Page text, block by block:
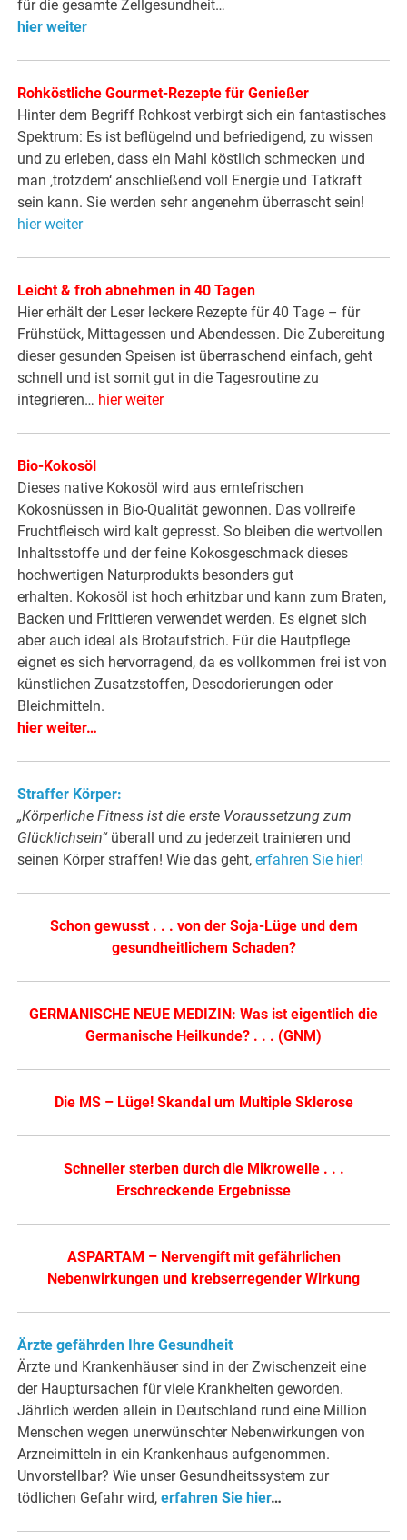
für die gesamte Zellgesundheit…
hier weiter
Rohköstliche Gourmet-Rezepte für Genießer
Hinter dem Begriff Rohkost verbirgt sich ein fantastisches
Spektrum: Es ist beflügelnd und befriedigend, zu wissen
und zu erleben, dass ein Mahl köstlich schmecken und
man ‚trotzdem‘ anschließend voll Energie und Tatkraft
sein kann. Sie werden sehr angenehm überrascht sein!
hier weiter
Leicht & froh abnehmen in 40 Tagen
Hier erhält der Leser leckere Rezepte für 40 Tage – für
Frühstück, Mittagessen und Abendessen. Die Zubereitung
dieser gesunden Speisen ist überraschend einfach, geht
schnell und ist somit gut in die Tagesroutine zu
integrieren… hier weiter
Bio-Kokosöl
Dieses native Kokosöl wird aus erntefrischen
Kokosnüssen in Bio-Qualität gewonnen. Das vollreife
Fruchtfleisch wird kalt gepresst. So bleiben die wertvollen
Inhaltsstoffe und der feine Kokosgeschmack dieses
hochwertigen Naturprodukts besonders gut
erhalten. Kokosöl ist hoch erhitzbar und kann zum Braten,
Backen und Frittieren verwendet werden. Es eignet sich
aber auch ideal als Brotaufstrich. Für die Hautpflege
eignet es sich hervorragend, da es vollkommen frei ist von
künstlichen Zusatzstoffen, Desodorierungen oder
Bleichmitteln.
hier weiter…
Straffer Körper:
„Körperliche Fitness ist die erste Voraussetzung zum
Glücklichsein“überall und zu jederzeit trainieren und
seinen Körper straffen! Wie das geht,erfahren Sie hier!
Schon gewusst . . . von der Soja-Lüge und dem
gesundheitlichem Schaden?
GERMANISCHE NEUE MEDIZIN: Was ist eigentlich die
Germanische Heilkunde? . . . (GNM)
Die MS – Lüge! Skandal um Multiple Sklerose
Schneller sterben durch die Mikrowelle . . .
Erschreckende Ergebnisse
ASPARTAM – Nervengift mit gefährlichen
Nebenwirkungen und krebserregender Wirkung
Ärzte gefährden Ihre Gesundheit
Ärzte und Krankenhäuser sind in der Zwischenzeit eine
der Hauptursachen für viele Krankheiten geworden.
Jährlich werden allein in Deutschland rund eine Million
Menschen wegen unerwünschter Nebenwirkungen von
Arzneimitteln in ein Krankenhaus aufgenommen.
Unvorstellbar? Wie unser Gesundheitssystem zur
tödlichen Gefahr wird, erfahren Sie hier…